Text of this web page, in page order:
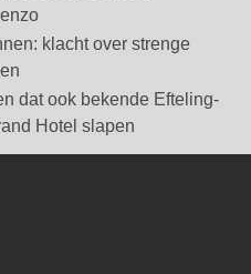
klacht over strenge
dat ook bekende Efteling-
Hotel slapen